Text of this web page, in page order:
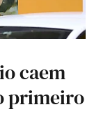
caem
primeiro